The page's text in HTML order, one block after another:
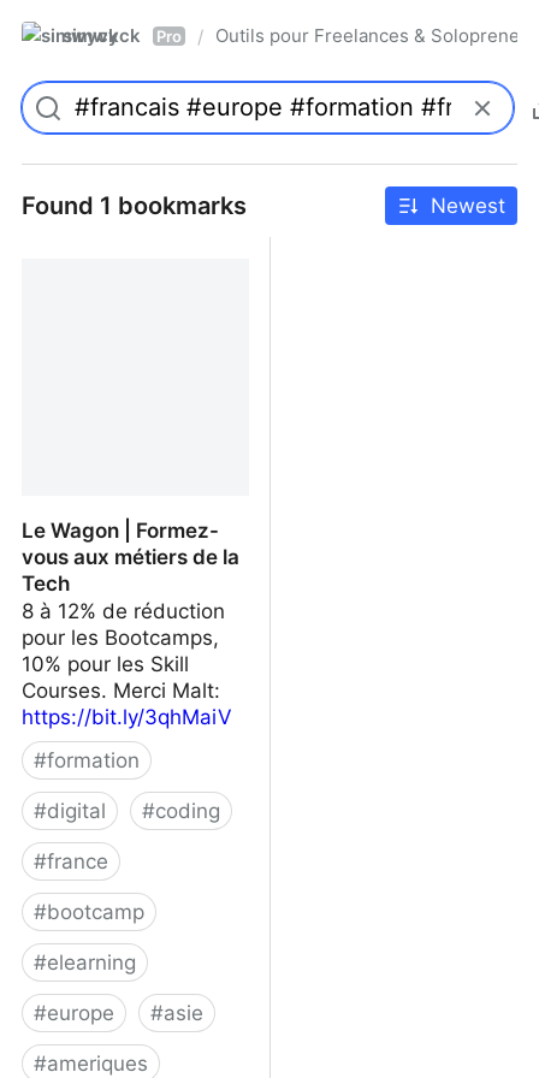
simwyck Pro / Outils pour Freelances &
Found 1 bookmarks Newest
Le Wagon | Formez-
vous aux métiers de la
Tech
8 à 12% de réduction
pour les Bootcamps,
10% pour les Skill
Courses. Merci Malt:
https://bit.ly/3qhMaiV
#formation
#digital #coding
#france
#bootcamp
#elearning
#europe #asie
#ameriques